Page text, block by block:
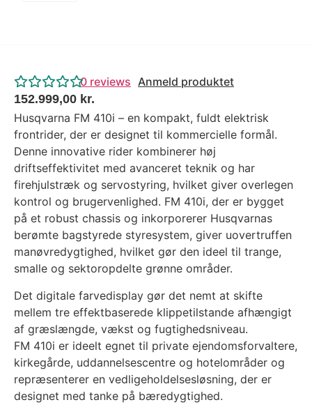
0 reviews Anmeld produktet
152.999,00 kr.
Husqvarna FM 410i – en kompakt, fuldt elektrisk
frontrider, der er designet til kommercielle formål.
Denne innovative rider kombinerer høj
driftseffektivitet med avanceret teknik og har
firehjulstræk og servostyring, hvilket giver overlegen
kontrol og brugervenlighed. FM 410i, der er bygget
på et robust chassis og inkorporerer Husqvarnas
berømte bagstyrede styresystem, giver uovertruffen
manøvredygtighed, hvilket gør den ideel til trange,
smalle og sektoropdelte grønne områder.
Det digitale farvedisplay gør det nemt at skifte
mellem tre effektbaserede klippetilstande afhængigt
af græslængde, vækst og fugtighedsniveau.
FM 410i er ideelt egnet til private ejendomsforvaltere,
kirkegårde, uddannelsescentre og hotelområder og
repræsenterer en vedligeholdelsesløsning, der er
designet med tanke på bæredygtighed.